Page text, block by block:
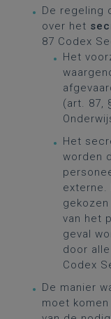
De regeling
over het
87 Codex
Het
(art. 87,
Het
worden
externe.
van het
geval
door
Codex
De manier
moet